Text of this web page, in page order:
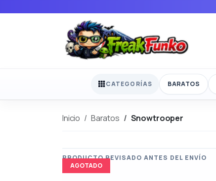
CATEGORÍAS BARATOS
Inicio Baratos Snowtrooper
AGOTADO